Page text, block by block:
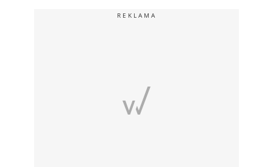
REKLAMA